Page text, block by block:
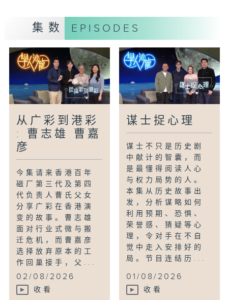
何显理(建筑师)
公共交通
集数 EPISODES
从广彩到港彩
: 曹志雄 曹嘉
彦
今集请来香港百年
磁厂第三代及第四
代负责人曹氏父女
分享广彩在香港演
变的故事。曹志雄
面对行业式微与搬
迁危机，而曹嘉彦
选择放弃原本的工
作回巢接手，父...
02/08/2026
收看
谋士捉心理
谋士不只是历史剧
中献计的智囊，而
是最懂得阅读人心
与权力局势的人。
本集从历史故事出
发，分析谋略如何
利用预期、恐惧、
荣誉感、猜疑等心
理，令对手在不自
觉中走入安排好的
局。节目连结历...
01/08/2026
收看